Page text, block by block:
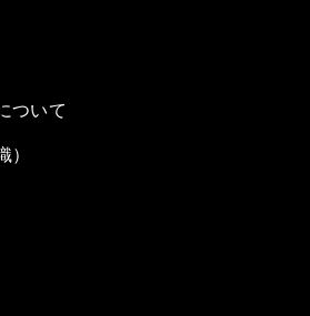
ついて